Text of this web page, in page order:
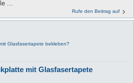
...
Rufe den Beitrag auf
Glasfasertapete bekleben?
mit Glasfasertapete